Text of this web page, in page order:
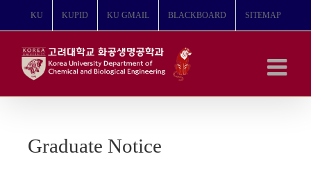
뛰
KU KUPID KU GMAIL BLACKBOARD SITEMAP
Graduate Notice